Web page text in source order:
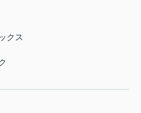
クス